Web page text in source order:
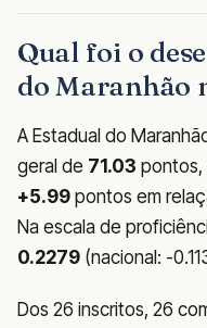
Qual foi o
do Maranhão
A Estadual do
geral de 71.03 pontos,
+5.99 pontos em
Na escala de
0.2279 (nacional: -
Dos 26 inscritos, 26